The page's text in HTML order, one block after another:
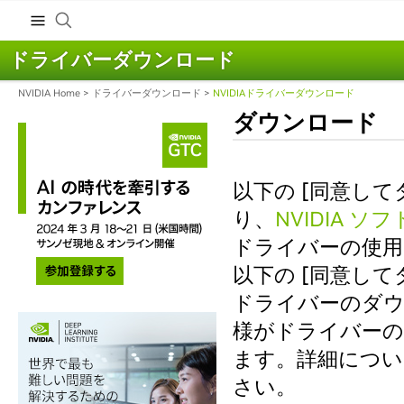
ドライバーダウンロード
NVIDIA Home > ドライバーダウンロード > NVIDIAドライバーダウンロード
ダウンロード
以下の [同意し
り、 NVIDIA ソフ
ドライバーの使
以下の [同意し
ドライバーのダ
様がドライバー
ます。詳細につ
さい。